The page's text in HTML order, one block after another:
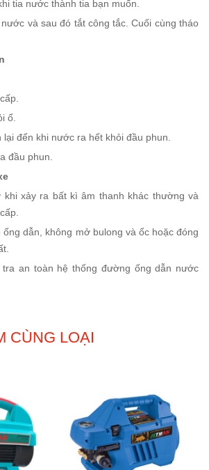
tia nước thành tia bạn muốn.
và sau đó tắt công tắc. Cuối cùng tháo
ổ.
đến khi nước ra hết khỏi đầu phun.
đầu phun.
khi xảy ra bất kì âm thanh khác thường và
dẫn, không mở bulong và ốc hoặc đóng
an toàn hệ thống đường ống dẫn nước
CÙNG LOẠI